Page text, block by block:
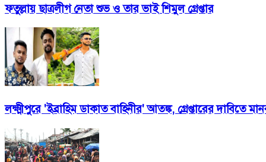
ফতুল্লায় ছাত্রলীগ নেতা শুভ ও তার ভাই শিমুল গ্রেপ্তার
লক্ষ্মীপুরে 'ইব্রাহিম ডাকাত বাহিনীর' আতঙ্ক, গ্রেপ্তারের দাবিতে